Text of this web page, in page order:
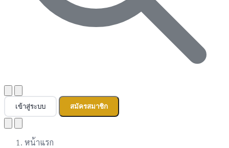
เข้าสู่ระบบ สมัครสมาชิก
หน้าแรก